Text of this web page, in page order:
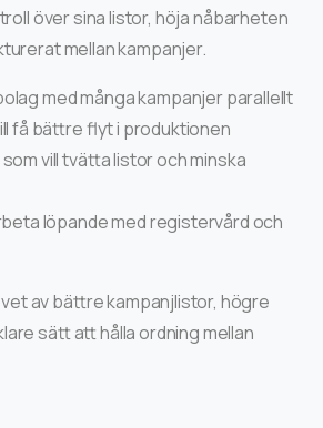
över sina listor, höja nåbarheten
mellan kampanjer.
med många kampanjer parallellt
få bättre flyt i produktionen
vill tvätta listor och minska
löpande med registervård och
av bättre kampanjlistor, högre
sätt att hålla ordning mellan